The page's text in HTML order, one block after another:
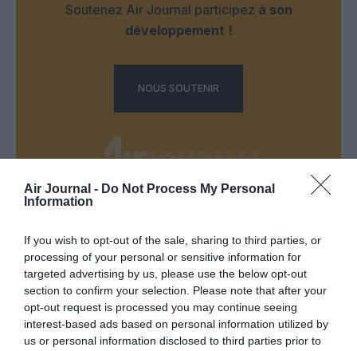
Air Journal - Do Not Process My Personal
Information
If you wish to opt-out of the sale, sharing to third parties, or
processing of your personal or sensitive information for
targeted advertising by us, please use the below opt-out
section to confirm your selection. Please note that after your
opt-out request is processed you may continue seeing
interest-based ads based on personal information utilized by
us or personal information disclosed to third parties prior to
Soutenez Air Journal participez à son
développement !
NOUS SOUTENIR
atplhkta commenté l'article :
Contrôles aux frontières entre l’Espagne et l’Italie : des
arrivées plus longues, des correspondances à risque